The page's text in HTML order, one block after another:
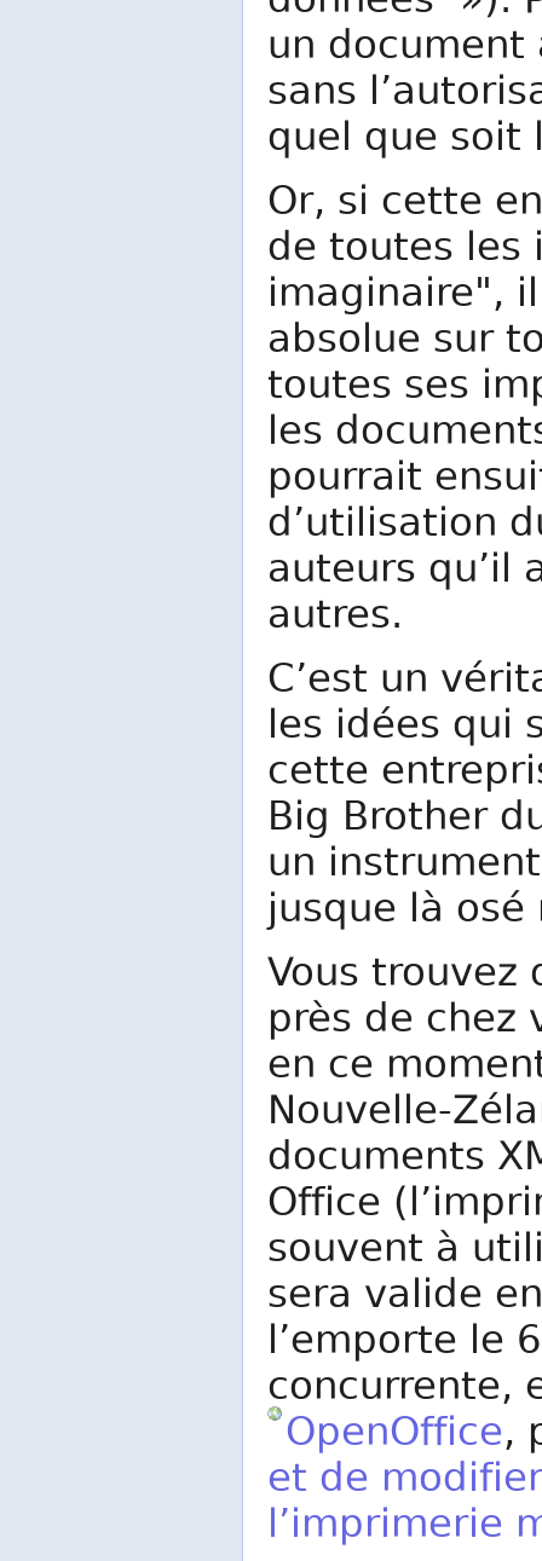
un
sans
quel que soit
Or, si cette
de toutes les
imaginaire",
absolue sur
toutes ses
les
pourrait
d’utilisation
auteurs qu’il
autres.
C’est un
les idées qui
cette
Big Brother
un
jusque là osé
Vous trouvez
près de
en ce
Nouvelle-
documents
Office
souvent à
sera valide
l’emporte le
concurrente,
OpenOffice,
et de
l’imprimerie